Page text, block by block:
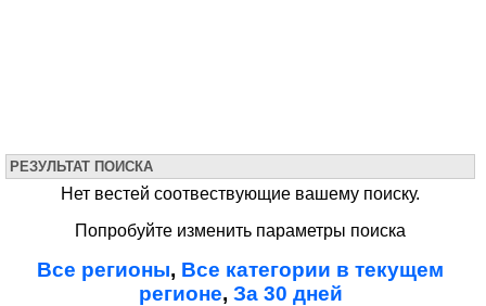
РЕЗУЛЬТАТ ПОИСКА
Нет вестей соотвествующие вашему поиску.
Попробуйте изменить параметры поиска
Все регионы, Все категории в текущем
регионе, За 30 дней